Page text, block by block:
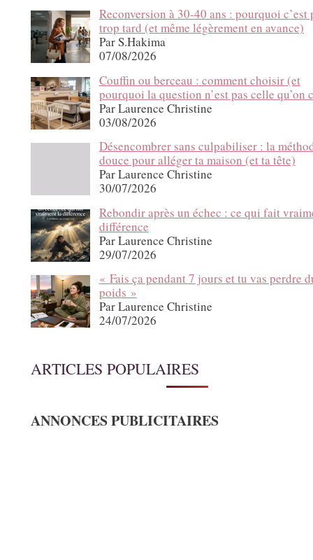
Reconversion à 30-40 ans : pourquoi c’est
trop tard (et même légèrement en avance)
Par S.Hakima
07/08/2026
Couffin ou berceau : comment choisir (et
pourquoi la question n’est pas celle qu’on
Par Laurence Christine
03/08/2026
Désencombrer sans culpabiliser : la
douce pour alléger ta maison (et ta tête)
Par Laurence Christine
30/07/2026
Rebondir après un échec : ce qui fait
différence
Par Laurence Christine
29/07/2026
« Fais ça pendant 7 jours et tu vas perdre
poids »
Par Laurence Christine
24/07/2026
ARTICLES POPULAIRES
ANNONCES PUBLICITAIRES